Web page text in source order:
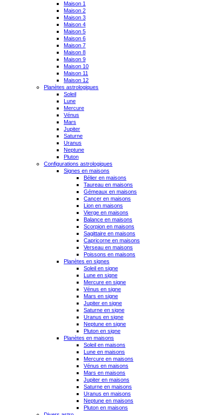
Maison 1
Maison 2
Maison 3
Maison 4
Maison 5
Maison 6
Maison 7
Maison 8
Maison 9
Maison 10
Maison 11
Maison 12
Planètes astrologiques
Soleil
Lune
Mercure
Vénus
Mars
Jupiter
Saturne
Uranus
Neptune
Pluton
Configurations astrologiques
Signes en maisons
Bélier en maisons
Taureau en maisons
Gémeaux en maisons
Cancer en maisons
Lion en maisons
Vierge en maisons
Balance en maisons
Scorpion en maisons
Sagittaire en maisons
Capricorne en maisons
Verseau en maisons
Poissons en maisons
Planètes en signes
Soleil en signe
Lune en signe
Mercure en signe
Vénus en signe
Mars en signe
Jupiter en signe
Saturne en signe
Uranus en signe
Neptune en signe
Pluton en signe
Planètes en maisons
Soleil en maisons
Lune en maisons
Mercure en maisons
Vénus en maisons
Mars en maisons
Jupiter en maisons
Saturne en maisons
Uranus en maisons
Neptune en maisons
Pluton en maisons